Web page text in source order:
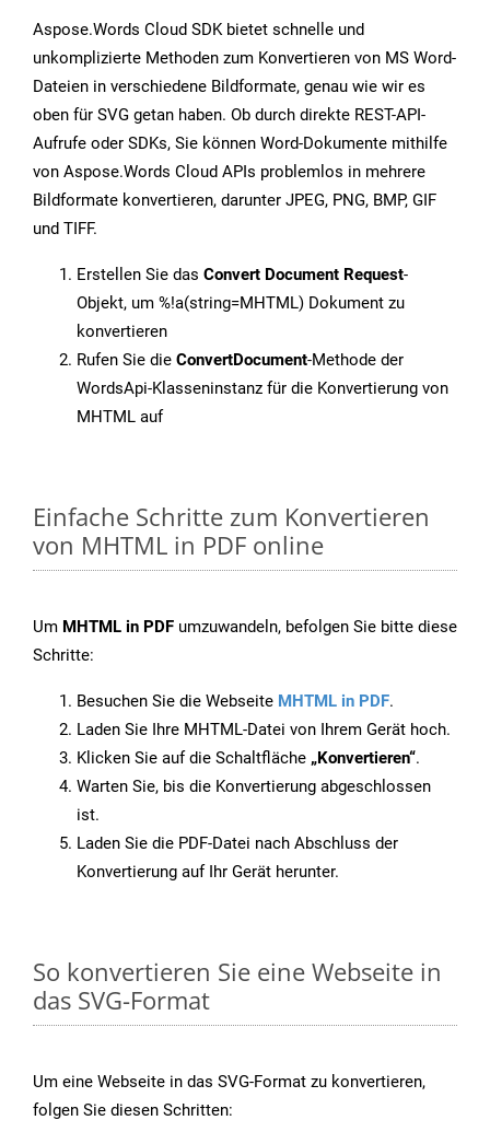
Aspose.Words Cloud SDK bietet schnelle und
unkomplizierte Methoden zum Konvertieren von MS Word-
Dateien in verschiedene Bildformate, genau wie wir es
oben für SVG getan haben. Ob durch direkte REST-API-
Aufrufe oder SDKs, Sie können Word-Dokumente mithilfe
von Aspose.Words Cloud APIs problemlos in mehrere
Bildformate konvertieren, darunter JPEG, PNG, BMP, GIF
und TIFF.
Erstellen Sie das Convert Document Request-
Objekt, um %!a(string=MHTML) Dokument zu
konvertieren
Rufen Sie die ConvertDocument-Methode der
WordsApi-Klasseninstanz für die Konvertierung von
MHTML auf
Einfache Schritte zum Konvertieren
von MHTML in PDF online
Um MHTML in PDF umzuwandeln, befolgen Sie bitte diese
Schritte:
Besuchen Sie die Webseite MHTML in PDF.
Laden Sie Ihre MHTML-Datei von Ihrem Gerät hoch.
Klicken Sie auf die Schaltfläche „Konvertieren“.
Warten Sie, bis die Konvertierung abgeschlossen
ist.
Laden Sie die PDF-Datei nach Abschluss der
Konvertierung auf Ihr Gerät herunter.
So konvertieren Sie eine Webseite in
das SVG-Format
Um eine Webseite in das SVG-Format zu konvertieren,
folgen Sie diesen Schritten: